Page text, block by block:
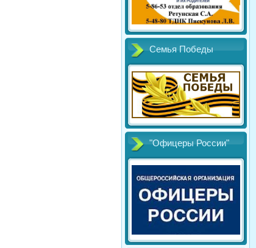
Семья Победы
"Офицеры России"